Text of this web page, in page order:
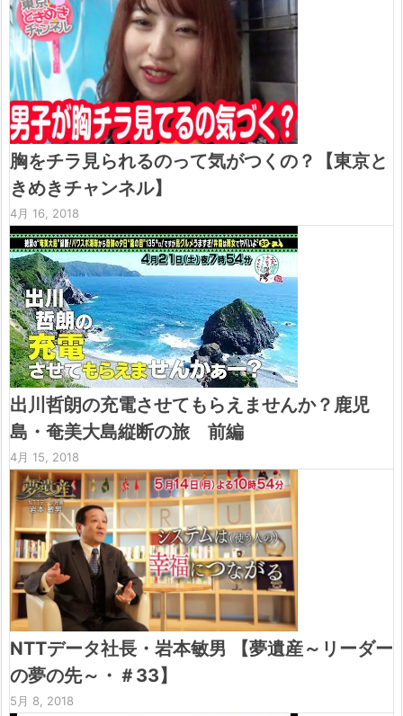
胸をチラ見られるのって気がつくの？【東京と
きめきチャンネル】
4月 16, 2018
出川哲朗の充電させてもらえませんか？鹿児
島・奄美大島縦断の旅 前編
4月 15, 2018
NTTデータ社長・岩本敏男 【夢遺産～リーダー
の夢の先～・＃33】
5月 8, 2018